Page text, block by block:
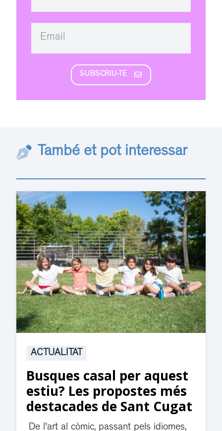
SUBSCRIU-TE
També et pot interessar
ACTUALITAT
Suspesa l’activitat als
jutjats de Rubí fins
divendres per una
d’aigua